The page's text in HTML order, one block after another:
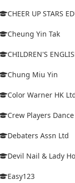
CHEER UP STARS
Cheung Yin Tak
CHILDREN'S
Chung Miu Yin
Color Warner HK
Crew Players
Debaters Assn Ltd
Devil Nail & Lady
Easy123